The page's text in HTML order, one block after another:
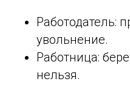
Работодатель:
увольнение.
Работница:
нельзя.